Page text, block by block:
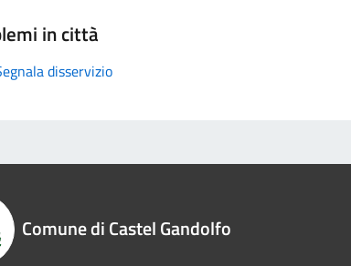
in città
disservizio
Comune di Castel Gandolfo